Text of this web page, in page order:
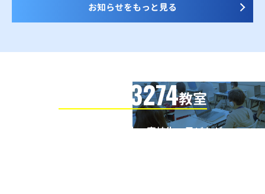
お知らせをもっと見る
3274教室
全国の小学生・中学生・高校生・子どもが